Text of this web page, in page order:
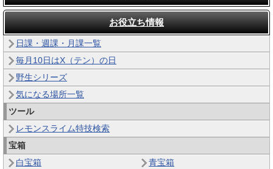
お役立ち情報
日課・週課・月課一覧
毎月10日はX（テン）の日
野生シリーズ
気になる場所一覧
ツール
レモンスライム特技検索
宝箱
白宝箱
青宝箱